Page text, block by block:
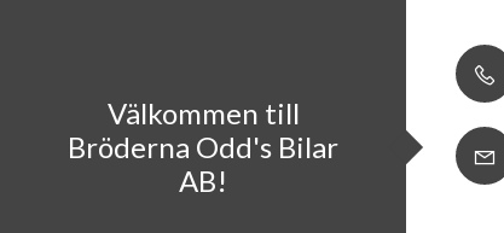
Välkommen till
Bröderna Odd's Bilar
AB!